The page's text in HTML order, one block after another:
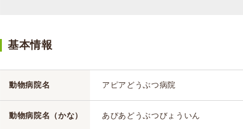
基本情報
動物病院名 アピアどうぶつ病院
動物病院名（かな） あぴあどうぶつびょういん